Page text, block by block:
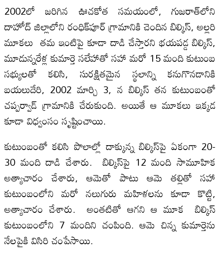
2002లో జరిగిన ఊచకోత సమయంలో, గుజరాత్‌లోని
దాహోద్ జిల్లాలోని రంధిక్‌పూర్ గ్రామానికి చెందిన బిల్కిస్, అల్లరి
మూకలు తమ ఇంటిపై కూడా దాడి చేస్తారని భయపడ్డ బిల్కిస్,
మూడున్నరేళ్ల కుమార్తె సలేహాతో సహా మరో 15 మంది కుటుంబ
సభ్యులతో కలిసి, సురక్షితమైన స్థలాన్ని కనుగొనడానికి
బయలుదేరి, 2002 మార్చి 3, న బిల్కిస్ తన కుటుంబంతో
చప్పర్వాడ్ గ్రామానికి చేరుకుంది. అయితే ఆ మూకలు ఇక్కడ
కూడా విధ్వంసం సృష్టించాయి.
కుటుంబంతో కలిసి పొలాల్లో దాక్కున్న బిల్కిస్‌పై ఏకంగా 20-
30 మంది దాడి చేశారు. బిల్కిస్‌పై 12 మంది సామూహిక
అత్యాచారం చేశారు, ఆమెతో పాటు ఆమె తల్లితో సహా
కుటుంబంలోని మరో నలుగురు మహిళలను కూడా కొట్టి,
అత్యాచారం చేశారు. అంతటితో ఆగని ఆ మూక బిల్కిస్
కుటుంబంలోని 7 మందిని చంపింది. ఆమె చిన్న కుమార్తెను
నేలపైకి విసిరి చంపేసాయి.